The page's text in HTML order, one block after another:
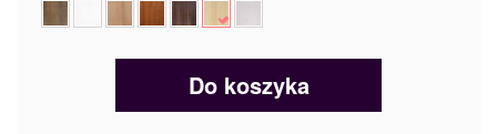
Do koszyka